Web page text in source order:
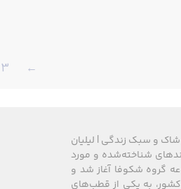
3 ←
و سبک زندگی | لیلیان
برندهای شناخته‌شده و مورد
است. فعالیت ما از سال ۲۰۰۸ زیرمجموعه گروه شکوفا آغاز شد و
سراسر کشور، به یکی از قطب‌های